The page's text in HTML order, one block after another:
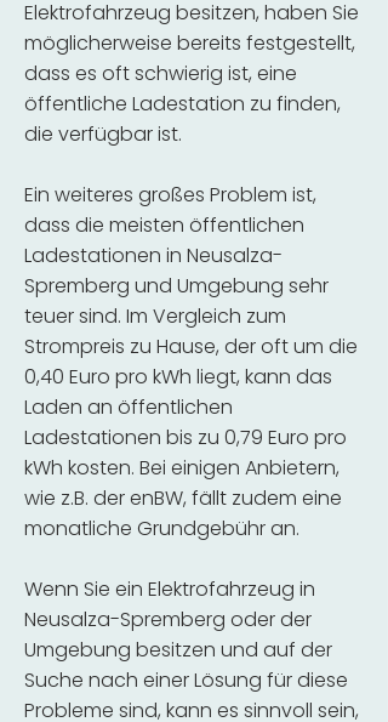
Elektrofahrzeug besitzen, haben Sie
möglicherweise bereits festgestellt,
dass es oft schwierig ist, eine
öffentliche Ladestation zu finden,
die verfügbar ist.
Ein weiteres großes Problem ist,
dass die meisten öffentlichen
Ladestationen in Neusalza-
Spremberg und Umgebung sehr
teuer sind. Im Vergleich zum
Strompreis zu Hause, der oft um die
0,40 Euro pro kWh liegt, kann das
Laden an öffentlichen
Ladestationen bis zu 0,79 Euro pro
kWh kosten. Bei einigen Anbietern,
wie z.B. der enBW, fällt zudem eine
monatliche Grundgebühr an.
Wenn Sie ein Elektrofahrzeug in
Neusalza-Spremberg oder der
Umgebung besitzen und auf der
Suche nach einer Lösung für diese
Probleme sind, kann es sinnvoll sein,